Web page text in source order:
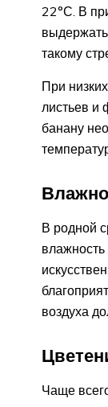
22°С. В
такому
При
листьев и
банану
В родной
воздуха
Чаще